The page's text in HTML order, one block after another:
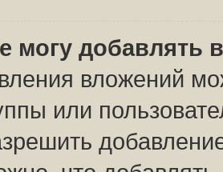
могу добавлять
вложений
или